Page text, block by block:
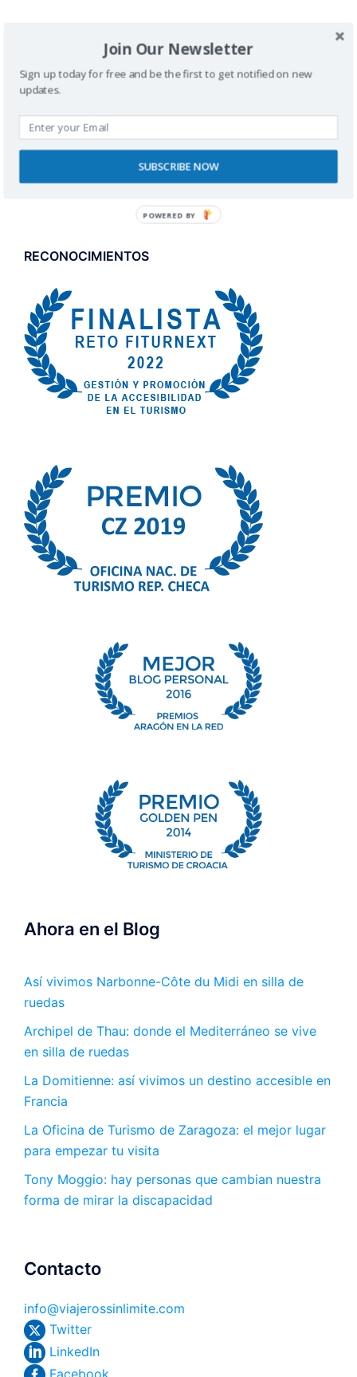
RECONOCIMIENTOS
Ahora en el Blog
Así vivimos Narbonne-Côte du Midi en silla de
ruedas
Archipel de Thau: donde el Mediterráneo se vive
en silla de ruedas
La Domitienne: así vivimos un destino accesible en
Francia
La Oficina de Turismo de Zaragoza: el mejor lugar
para empezar tu visita
Tony Moggio: hay personas que cambian nuestra
forma de mirar la discapacidad
Contacto
info@viajerossinlimite.com
Twitter
LinkedIn
Join Our Newsletter
Sign up today for free and be the first to get notified on new
updates.
SUBSCRIBE NOW
POWERED BY